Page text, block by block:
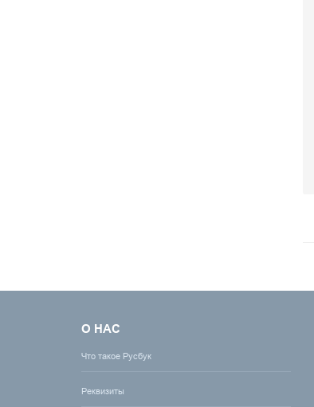
О НАС
Что такое Русбук
Реквизиты